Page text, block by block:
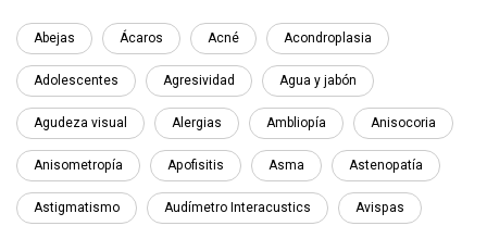
Abejas Ácaros Acné Acondroplasia
Adolescentes Agresividad Agua y jabón
Agudeza visual Alergias Ambliopía Anisocoria
Anisometropía Apofisitis Asma Astenopatía
Astigmatismo Audímetro Interacustics Avispas